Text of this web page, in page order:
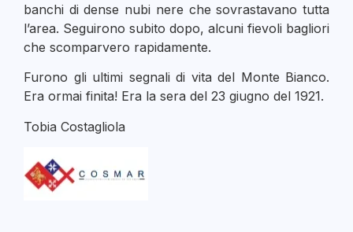
banchi di dense nubi nere che sovrastavano tutta
l’area. Seguirono subito dopo, alcuni fievoli bagliori
che scomparvero rapidamente.
Furono gli ultimi segnali di vita del Monte Bianco.
Era ormai finita! Era la sera del 23 giugno del 1921.
Tobia Costagliola